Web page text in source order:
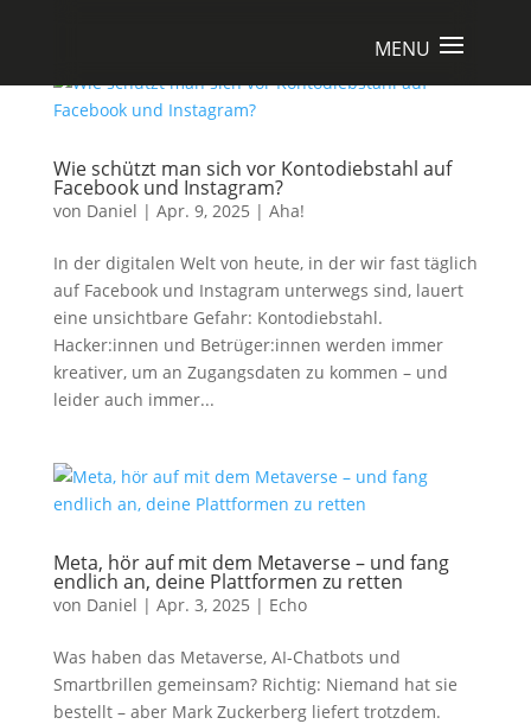
Wie schützt man sich vor Kontodiebstahl auf
Facebook und Instagram?
von Daniel | Apr. 9, 2025 | Aha!
In der digitalen Welt von heute, in der wir fast täglich
auf Facebook und Instagram unterwegs sind, lauert
eine unsichtbare Gefahr: Kontodiebstahl.
Hacker:innen und Betrüger:innen werden immer
kreativer, um an Zugangsdaten zu kommen – und
leider auch immer...
Meta, hör auf mit dem Metaverse – und fang
endlich an, deine Plattformen zu retten
von Daniel | Apr. 3, 2025 | Echo
Was haben das Metaverse, AI-Chatbots und
Smartbrillen gemeinsam? Richtig: Niemand hat sie
bestellt – aber Mark Zuckerberg liefert trotzdem.